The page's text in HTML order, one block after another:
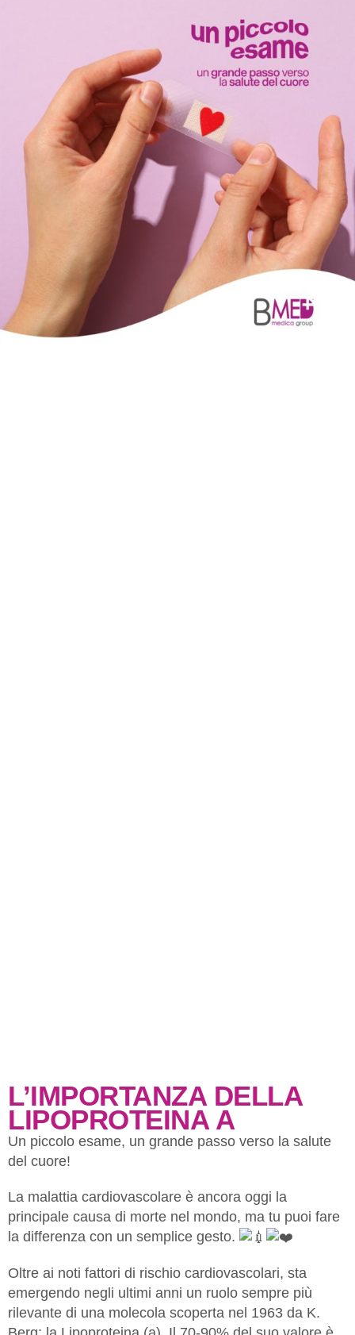
L’IMPORTANZA DELLA
LIPOPROTEINA A
Un piccolo esame, un grande passo verso la salute
del cuore!
La malattia cardiovascolare è ancora oggi la
principale causa di morte nel mondo, ma tu puoi fare
la differenza con un semplice gesto.
Oltre ai noti fattori di rischio cardiovascolari, sta
emergendo negli ultimi anni un ruolo sempre più
rilevante di una molecola scoperta nel 1963 da K.